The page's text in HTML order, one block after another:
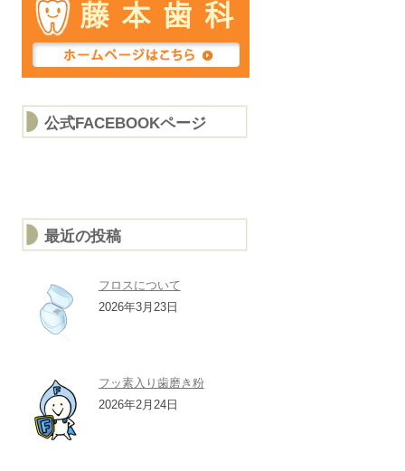
公式FACEBOOKページ
最近の投稿
フロスについて
2026年3月23日
フッ素入り歯磨き粉
2026年2月24日